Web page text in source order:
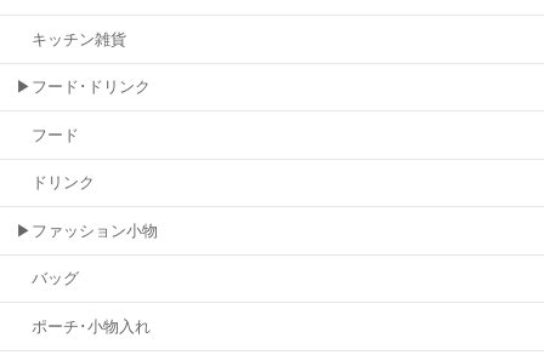
キッチン雑貨
▶フード･ドリンク
フード
ドリンク
▶ファッション小物
バッグ
ポーチ･小物入れ